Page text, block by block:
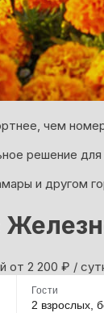
чем
решение для
и другом
oт 2 200 ₽ /
Гости
2 взрослых,